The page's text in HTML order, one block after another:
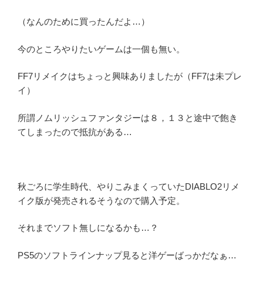
（なんのために買ったんだよ…）
今のところやりたいゲームは一個も無い。
FF7リメイクはちょっと興味ありましたが（FF7は未プレ
イ）
所謂ノムリッシュファンタジーは８，１３と途中で飽き
てしまったので抵抗がある…
秋ごろに学生時代、やりこみまくっていたDIABLO2リメ
イク版が発売されるそうなので購入予定。
それまでソフト無しになるかも…？
PS5のソフトラインナップ見ると洋ゲーばっかだなぁ…